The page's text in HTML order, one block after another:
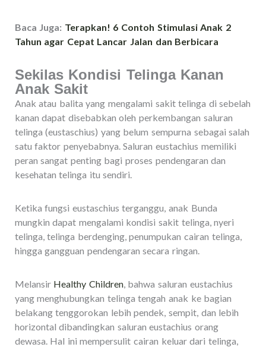
Baca Juga: Terapkan! 6 Contoh Stimulasi Anak 2
Tahun agar Cepat Lancar Jalan dan Berbicara
Sekilas Kondisi Telinga Kanan
Anak Sakit
Anak atau balita yang mengalami sakit telinga di sebelah
kanan dapat disebabkan oleh perkembangan saluran
telinga (eustaschius) yang belum sempurna sebagai salah
satu faktor penyebabnya. Saluran eustachius memiliki
peran sangat penting bagi proses pendengaran dan
kesehatan telinga itu sendiri.
Ketika fungsi eustaschius terganggu, anak Bunda
mungkin dapat mengalami kondisi sakit telinga, nyeri
telinga, telinga berdenging, penumpukan cairan telinga,
hingga gangguan pendengaran secara ringan.
Melansir Healthy Children, bahwa saluran eustachius
yang menghubungkan telinga tengah anak ke bagian
belakang tenggorokan lebih pendek, sempit, dan lebih
horizontal dibandingkan saluran eustachius orang
dewasa. Hal ini mempersulit cairan keluar dari telinga,